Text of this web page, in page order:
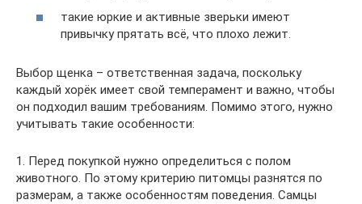
такие юркие и активные зверьки имеют
привычку прятать всё, что плохо лежит.
Выбор щенка – ответственная задача, поскольку
каждый хорёк имеет свой темперамент и важно, чтобы
он подходил вашим требованиям. Помимо этого, нужно
учитывать такие особенности:
1. Перед покупкой нужно определиться с полом
животного. По этому критерию питомцы разнятся по
размерам, а также особенностям поведения. Самцы